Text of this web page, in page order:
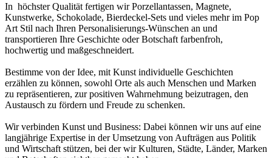
In höchster Qualität fertigen wir Porzellantassen, Magnete,
Kunstwerke, Schokolade, Bierdeckel-Sets und vieles mehr im Pop
Art Stil nach Ihren Personalisierungs-Wünschen an und
transportieren Ihre Geschichte oder Botschaft farbenfroh,
hochwertig und maßgeschneidert.
Bestimme von der Idee, mit Kunst individuelle Geschichten
erzählen zu können, sowohl Orte als auch Menschen und Marken
zu repräsentieren, zur positiven Wahrnehmung beizutragen, den
Austausch zu fördern und Freude zu schenken.
Wir verbinden Kunst und Business: Dabei können wir uns auf eine
langjährige Expertise in der Umsetzung von Aufträgen aus Politik
und Wirtschaft stützen, bei der wir Kulturen, Städte, Länder, Marken